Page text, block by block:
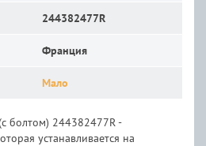
244382477R
Франция
Мало
болтом) 244382477R -
устанавливается на